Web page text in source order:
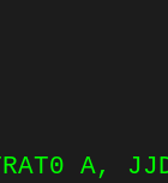
A,